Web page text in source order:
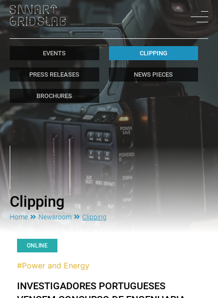
EVENTS CLIPPING
PRESS RELEASES NEWS PIECES
BROCHURES
Clipping
Home Newsroom Clipping
ONLINE
#Power and Energy
INVESTIGADORES PORTUGUESES